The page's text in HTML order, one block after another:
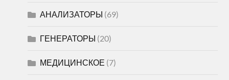
АНАЛИЗАТОРЫ (69)
ГЕНЕРАТОРЫ (20)
МЕДИЦИНСКОЕ (7)